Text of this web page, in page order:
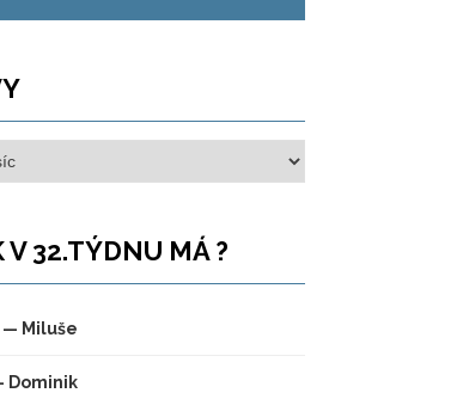
V 32.TÝDNU MÁ ?
— Miluše
Dominik